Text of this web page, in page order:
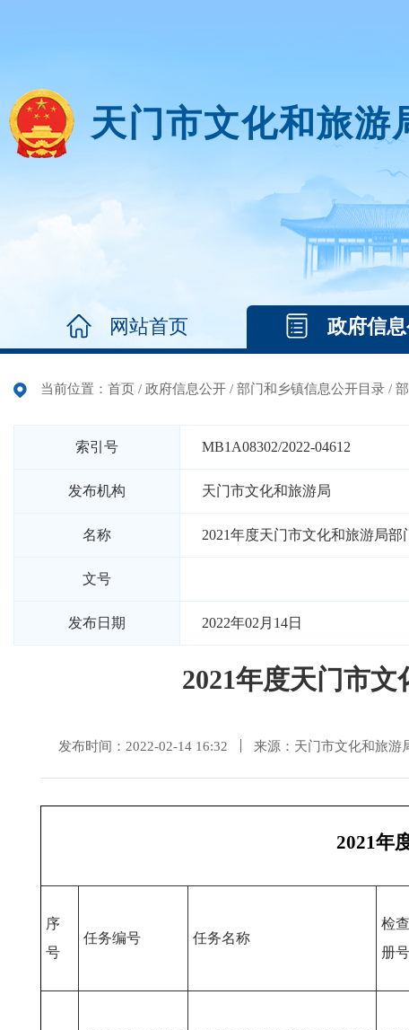
天门市文化和旅游
网站首页 政府信
当前位置： 首页 / 政府信息公开 / 部门和乡镇信息公开目录 /
索引号 MB1A08302/2022-04612
发布机构 天门市文化和旅游局
名称 2021年度天门市文化和旅游局
文号
发布日期 2022年02月14日
2021年度天门市
发布时间：2022-02-14 16:32 来源：天门市文化和旅游
2021年
序
号
任务编号 任务名称
检
册号